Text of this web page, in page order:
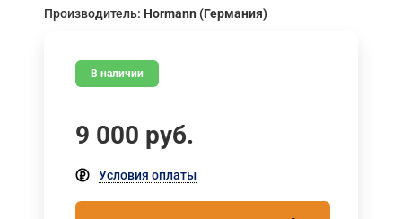
Производитель: Hormann (Германия)
В наличии
9 000 руб.
Условия оплаты